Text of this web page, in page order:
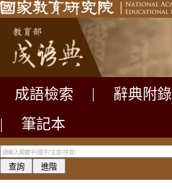
成語檢索 辭典附錄
|
筆記本